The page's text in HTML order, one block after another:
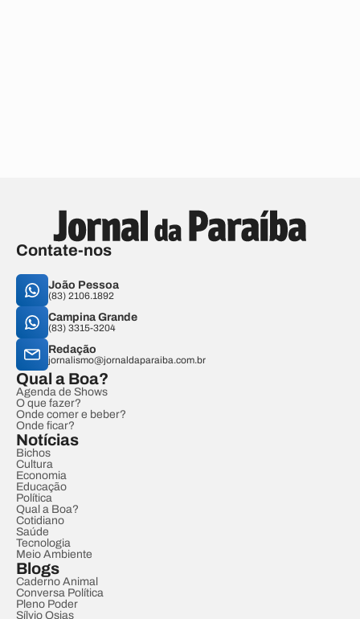
Contate-nos
João Pessoa
(83) 2106.1892
Campina Grande
(83) 3315-3204
Redação
jornalismo@jornaldaparaiba.com.br
Qual a Boa?
Agenda de Shows
O que fazer?
Onde comer e beber?
Onde ficar?
Notícias
Bichos
Cultura
Economia
Educação
Política
Qual a Boa?
Cotidiano
Saúde
Tecnologia
Meio Ambiente
Blogs
Caderno Animal
Conversa Política
Pleno Poder
Sílvio Osias